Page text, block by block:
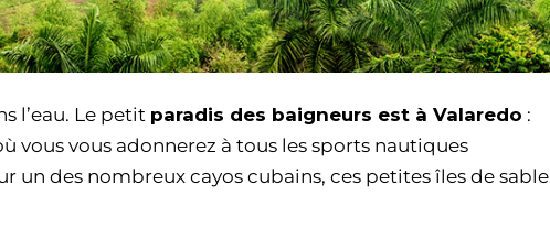
l’eau. Le petit paradis des baigneurs est à Valaredo :
vous adonnerez à tous les sports nautiques
un des nombreux cayos cubains, ces petites îles de sable